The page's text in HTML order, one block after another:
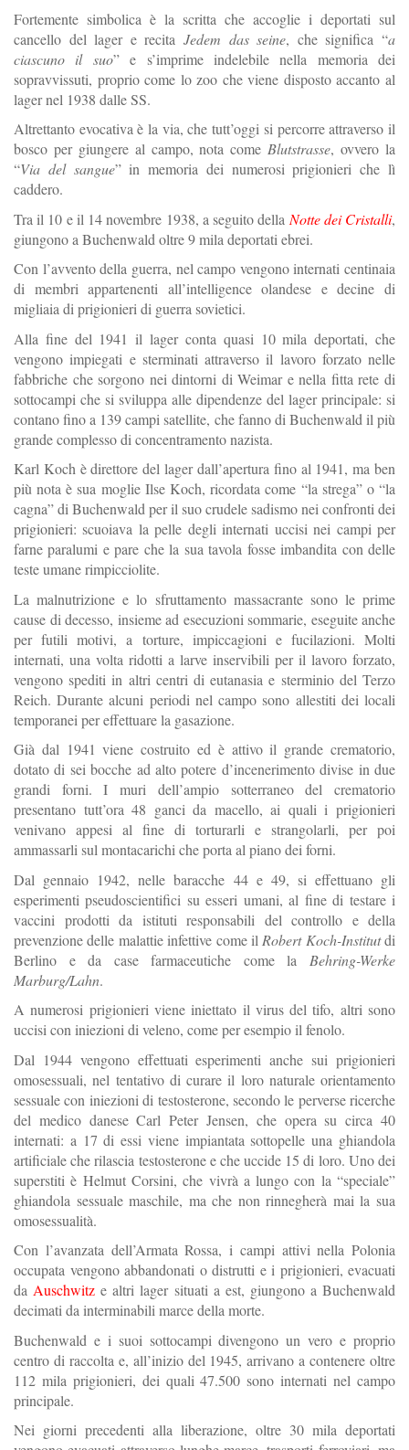
Fortemente simbolica è la scritta che accoglie i deportati sul
cancello del lager e recita Jedem das seine, che significa “a
ciascuno il suo” e s’imprime indelebile nella memoria dei
sopravvissuti, proprio come lo zoo che viene disposto accanto al
lager nel 1938 dalle SS.
Altrettanto evocativa è la via, che tutt’oggi si percorre attraverso il
bosco per giungere al campo, nota comeBlutstrasse, ovvero la
“Via del sangue” in memoria dei numerosi prigionieri che lì
caddero.
Tra il 10 e il 14 novembre 1938, a seguito della Notte dei Cristalli,
giungono a Buchenwald oltre 9 mila deportati ebrei.
Con l’avvento della guerra, nel campo vengono internati centinaia
di membri appartenenti all’intelligence olandese e decine di
migliaia di prigionieri di guerra sovietici.
Alla fine del 1941 il lager conta quasi 10 mila deportati, che
vengono impiegati e sterminati attraverso il lavoro forzato nelle
fabbriche che sorgono nei dintorni di Weimar e nella fitta rete di
sottocampi che si sviluppa alle dipendenze del lager principale: si
contano fino a 139 campi satellite, che fanno di Buchenwald il più
grande complesso di concentramento nazista.
Karl Koch è direttore del lager dall’apertura fino al 1941, ma ben
più nota è sua moglie Ilse Koch, ricordata come “la strega” o “la
cagna” di Buchenwald per il suo crudele sadismo nei confronti dei
prigionieri: scuoiava la pelle degli internati uccisi nei campi per
farne paralumi e pare che la sua tavola fosse imbandita con delle
teste umane rimpicciolite.
La malnutrizione e lo sfruttamento massacrante sono le prime
cause di decesso, insieme ad esecuzioni sommarie, eseguite anche
per futili motivi, a torture, impiccagioni e fucilazioni. Molti
internati, una volta ridotti a larve inservibili per il lavoro forzato,
vengono spediti in altri centri di eutanasia e sterminio del Terzo
Reich. Durante alcuni periodi nel campo sono allestiti dei locali
temporanei per effettuare la gasazione.
Già dal 1941 viene costruito ed è attivo il grande crematorio,
dotato di sei bocche ad alto potere d’incenerimento divise in due
grandi forni. I muri dell’ampio sotterraneo del crematorio
presentano tutt’ora 48 ganci da macello, ai quali i prigionieri
venivano appesi al fine di torturarli e strangolarli, per poi
ammassarli sul montacarichi che porta al piano dei forni.
Dal gennaio 1942, nelle baracche 44 e 49, si effettuano gli
esperimenti pseudoscientifici su esseri umani, al fine di testare i
vaccini prodotti da istituti responsabili del controllo e della
prevenzione delle malattie infettive come il Robert Koch-Institutdi
Berlino e da case farmaceutiche come la Behring-Werke
Marburg/Lahn.
A numerosi prigionieri viene iniettato il virus del tifo, altri sono
uccisi con iniezioni di veleno, come per esempio il fenolo.
Dal 1944 vengono effettuati esperimenti anche sui prigionieri
omosessuali, nel tentativo di curare il loro naturale orientamento
sessuale con iniezioni di testosterone, secondo le perverse ricerche
del medico danese Carl Peter Jensen, che opera su circa 40
internati: a 17 di essi viene impiantata sottopelle una ghiandola
artificiale che rilascia testosterone e che uccide 15 di loro. Uno dei
superstiti è Helmut Corsini, che vivrà a lungo con la “speciale”
ghiandola sessuale maschile, ma che non rinnegherà mai la sua
omosessualità.
Con l’avanzata dell’Armata Rossa, i campi attivi nella Polonia
occupata vengono abbandonati o distrutti e i prigionieri, evacuati
daAuschwitz e altri lager situati a est, giungono a Buchenwald
decimati da interminabili marce della morte.
Buchenwald e i suoi sottocampi divengono un vero e proprio
centro di raccolta e, all’inizio del 1945, arrivano a contenere oltre
112 mila prigionieri, dei quali 47.500 sono internati nel campo
principale.
Nei giorni precedenti alla liberazione, oltre 30 mila deportati